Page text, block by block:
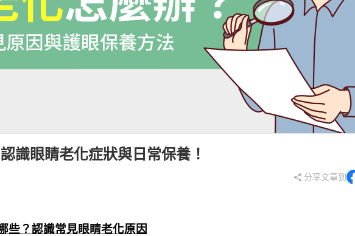
清新體香
識眼睛老化症狀與日常保養！
分享文章到
些？認識常見眼睛老化原因